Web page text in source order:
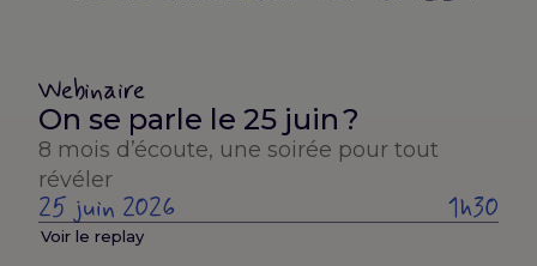
Webinaire
On se parle le 25 juin ?
8 mois d’écoute, une soirée pour tout
révéler
25 juin 2026 1h30
Voir le replay